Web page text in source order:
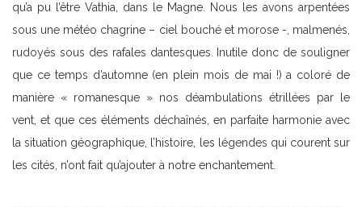
qu’a pu l’être Vathia, dans le Magne. Nous les avons arpentées
sous une météo chagrine – ciel bouché et morose -, malmenés,
rudoyés sous des rafales dantesques. Inutile donc de souligner
que ce temps d’automne (en plein mois de mai !) a coloré de
manière « romanesque » nos déambulations étrillées par le
vent, et que ces éléments déchaînés, en parfaite harmonie avec
la situation géographique, l’histoire, les légendes qui courent sur
les cités, n’ont fait qu’ajouter à notre enchantement.